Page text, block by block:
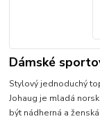
Dámské
Stylový jednoduchý
Johaug je mladá
být nádherná a